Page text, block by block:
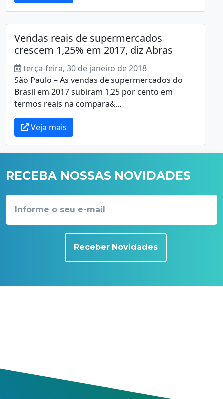
Vendas reais de supermercados
crescem 1,25% em 2017, diz Abras
terça-feira, 30 de janeiro de 2018
São Paulo – As vendas de supermercados do
Brasil em 2017 subiram 1,25 por cento em
termos reais na compara&...
Veja mais
RECEBA NOSSAS NOVIDADES
Receber Novidades